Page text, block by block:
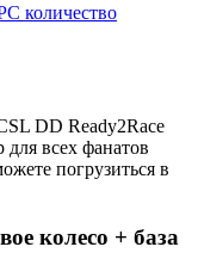
количество
DD Ready2Race
всех фанатов
погрузиться в
колесо + база